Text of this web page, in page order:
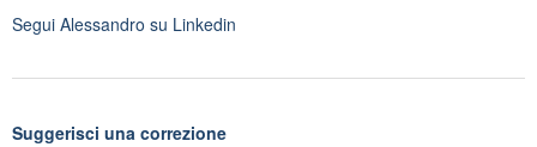
Segui Alessandro su Linkedin
Suggerisci una correzione